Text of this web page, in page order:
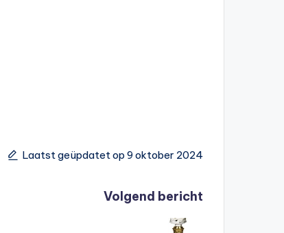
Laatst geüpdatet op 9 oktober 2024
Volgend bericht